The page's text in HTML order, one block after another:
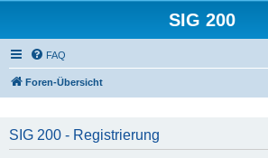
SIG 200
FAQ
Foren-Übersicht
SIG 200 - Registrierung